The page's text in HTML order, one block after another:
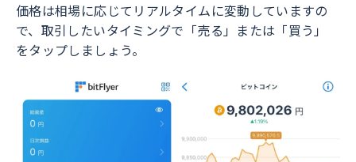
価格は相場に応じてリアルタイムに変動していますの
で、取引したいタイミングで「売る」または「買う」
をタップしましょう。